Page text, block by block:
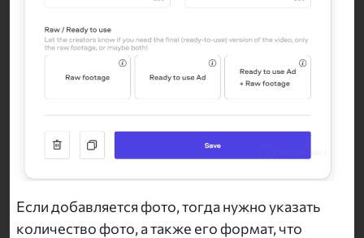
Если добавляется фото, тогда нужно указать
количество фото, а также его формат, что